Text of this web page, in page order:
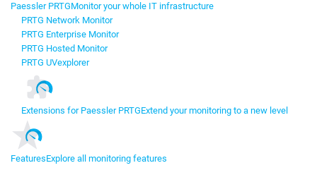
Paessler PRTGMonitor your whole IT infrastructure
PRTG Network Monitor
PRTG Enterprise Monitor
PRTG Hosted Monitor
PRTG UVexplorer
Extensions for Paessler PRTGExtend your monitoring to a new level
FeaturesExplore all monitoring features